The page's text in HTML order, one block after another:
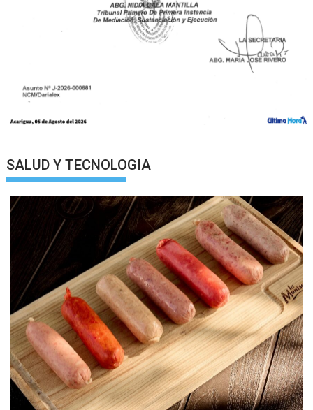
SALUD Y TECNOLOGIA